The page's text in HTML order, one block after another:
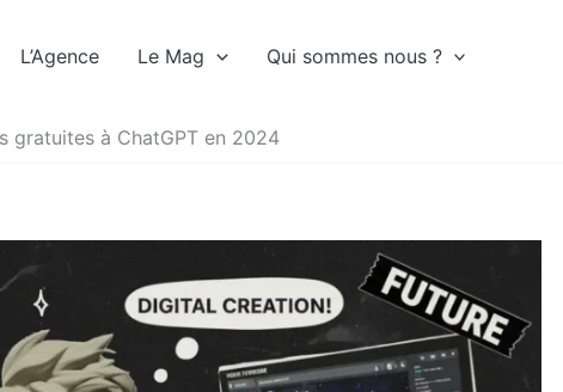
L’Agence Le Mag Qui sommes nous ?
gratuites à ChatGPT en 2024